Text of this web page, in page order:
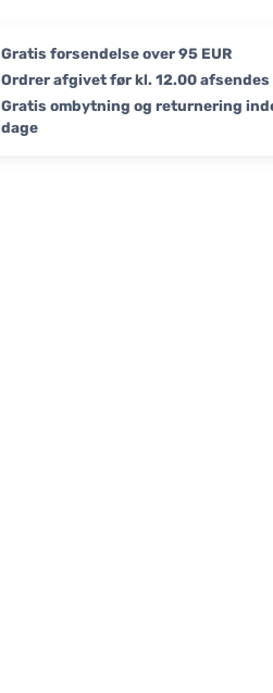
Gratis forsendelse over 95 EUR
Ordrer afgivet før kl. 12.00
Gratis ombytning og returnering
dage